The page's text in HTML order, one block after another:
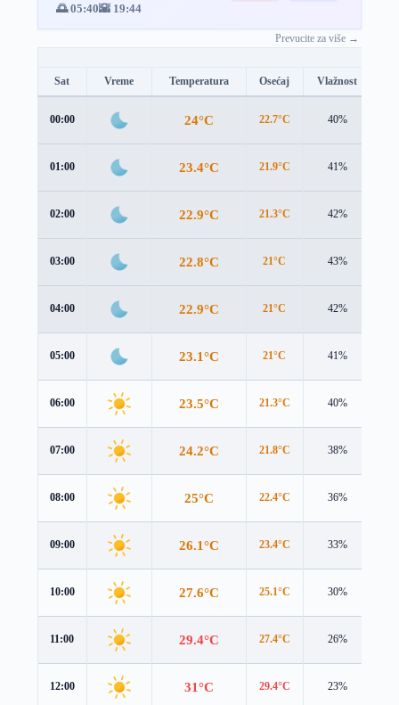
🌅 05:40🌇 19:44
Prevucite za više →
Sat Vreme Temperatura Osećaj Vlažnost
00:00 24°C 22.7°C 40%
01:00 23.4°C 21.9°C 41%
02:00 22.9°C 21.3°C 42%
03:00 22.8°C 21°C 43%
04:00 22.9°C 21°C 42%
05:00 23.1°C 21°C 41%
06:00 23.5°C 21.3°C 40%
07:00 24.2°C 21.8°C 38%
08:00 25°C 22.4°C 36%
09:00 26.1°C 23.4°C 33%
10:00 27.6°C 25.1°C 30%
11:00 29.4°C 27.4°C 26%
12:00 31°C 29.4°C 23%